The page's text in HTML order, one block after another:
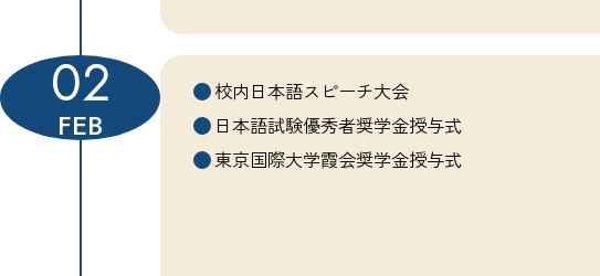
02
FEB
校内日本語スピーチ大会
日本語試験優秀者奨学金授与式
東京国際大学霞会奨学金授与式